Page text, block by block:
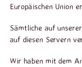
Europäischen Union
Sämtliche auf
auf diesen Servern
Wir haben mit dem